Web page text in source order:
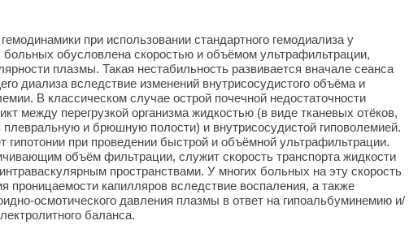
при использовании стандартного гемодиализа у
обусловлена скоростью и объёмом ультрафильтрации,
плазмы. Такая нестабильность развивается вначале сеанса
диализа вследствие изменений внутрисосудистого объёма и
В классическом случае острой почечной недостаточности
между перегрузкой организма жидкостью (в виде тканевых отёков,
плевральную и брюшную полости) и внутрисосудистой гиповолемией.
гипотонии при проведении быстрой и объёмной ультрафильтрации.
объём фильтрации, служит скорость транспорта жидкости
пространствами. У многих больных на эту скорость
проницаемости капилляров вследствие воспаления, а также
осмотического давления плазмы в ответ на гипоальбуминемию и/
баланса.